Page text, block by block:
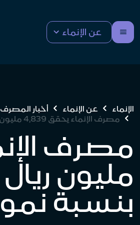
عن الإنماء
الإنماء عن الإنماء
أخبار المصرف
مصرف الإنماء يحقق 4,839 مليون ريال أرباحاً في 2023 بنسبة نمو 34.5%
بنسبة نمو 34.5%